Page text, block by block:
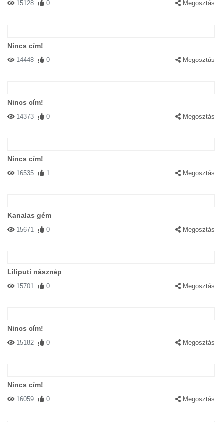
15128 0 Megosztás
Nincs cím!
14448 0 Megosztás
Nincs cím!
14373 0 Megosztás
Nincs cím!
16535 1 Megosztás
Kanalas gém
15671 0 Megosztás
Liliputi násznép
15701 0 Megosztás
Nincs cím!
15182 0 Megosztás
Nincs cím!
16059 0 Megosztás